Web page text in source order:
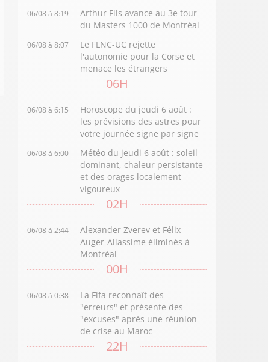
06/08 à 8:19
Arthur Fils avance au 3e tour
du Masters 1000 de Montréal
06/08 à 8:07
Le FLNC-UC rejette
l'autonomie pour la Corse et
menace les étrangers
06H
06/08 à 6:15
Horoscope du jeudi 6 août :
les prévisions des astres pour
votre journée signe par signe
06/08 à 6:00
Météo du jeudi 6 août : soleil
dominant, chaleur persistante
et des orages localement
vigoureux
02H
06/08 à 2:44
Alexander Zverev et Félix
Auger-Aliassime éliminés à
Montréal
00H
06/08 à 0:38
La Fifa reconnaît des
"erreurs" et présente des
"excuses" après une réunion
de crise au Maroc
22H